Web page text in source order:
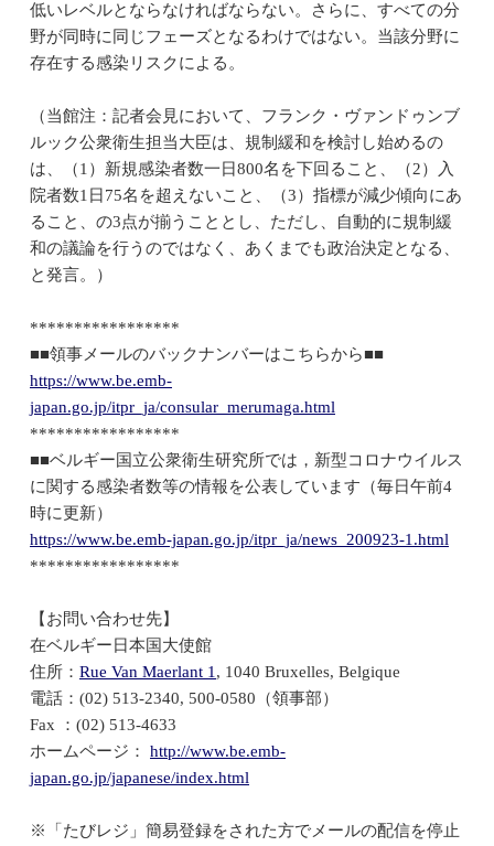
低いレベルとならなければならない。さらに、すべての分
野が同時に同じフェーズとなるわけではない。当該分野に
存在する感染リスクによる。
（当館注：記者会見において、フランク・ヴァンドゥンブ
ルック公衆衛生担当大臣は、規制緩和を検討し始めるの
は、（1）新規感染者数一日800名を下回ること、（2）入
院者数1日75名を超えないこと、（3）指標が減少傾向にあ
ること、の3点が揃うこととし、ただし、自動的に規制緩
和の議論を行うのではなく、あくまでも政治決定となる、
と発言。）
*****************
■■領事メールのバックナンバーはこちらから■■
https://www.be.emb-
japan.go.jp/itpr_ja/consular_merumaga.html
*****************
■■ベルギー国立公衆衛生研究所では，新型コロナウイルス
に関する感染者数等の情報を公表しています（毎日午前4
時に更新）
https://www.be.emb-japan.go.jp/itpr_ja/news_200923-1.html
*****************
【お問い合わせ先】
在ベルギー日本国大使館
住所： Rue Van Maerlant 1, 1040 Bruxelles, Belgique
電話：(02) 513-2340, 500-0580（領事部）
Fax ：(02) 513-4633
ホームページ： http://www.be.emb-
japan.go.jp/japanese/index.html
※「たびレジ」簡易登録をされた方でメールの配信を停止